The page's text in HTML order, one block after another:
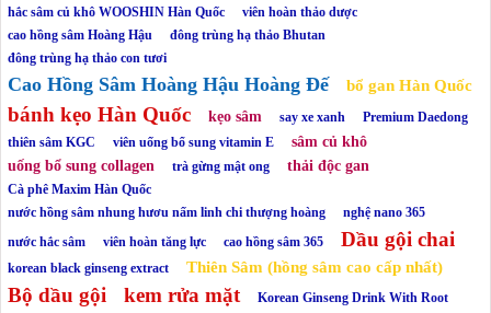
hắc sâm củ khô WOOSHIN Hàn Quốc
viên hoàn thảo dược
cao hồng sâm Hoàng Hậu
đông trùng hạ thảo Bhutan
đông trùng hạ thảo con tươi
Cao Hồng Sâm Hoàng Hậu Hoàng Đế bổ gan Hàn Quốc
bánh kẹo Hàn Quốc kẹo sâm say xe xanh
Premium Daedong
thiên sâm KGC
viên uống bổ sung vitamin E
sâm củ khô
uống bổ sung collagen
trà gừng mật ong thải độc gan
Cà phê Maxim Hàn Quốc
nước hồng sâm nhung hươu nấm linh chi thượng hoàng
nghệ nano 365
nước hắc sâm
viên hoàn tăng lực cao hồng sâm 365 Dầu gội chai
korean black ginseng extract Thiên Sâm (hồng sâm cao cấp nhất)
Bộ dầu gội kem rửa mặt
Korean Ginseng Drink With Root